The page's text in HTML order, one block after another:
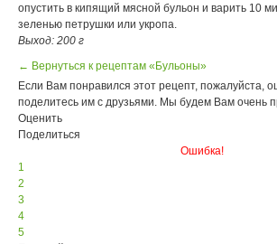
опустить в кипящий мясной бульон и варить 10
зеленью петрушки или укропа.
Выход: 200 г
← Вернуться к рецептам «Бульоны»
Если Вам понравился этот рецепт, пожалуйста,
поделитесь им с друзьями. Мы будем Вам очень
Оценить
Поделиться
Ошибка!
1
2
3
4
5